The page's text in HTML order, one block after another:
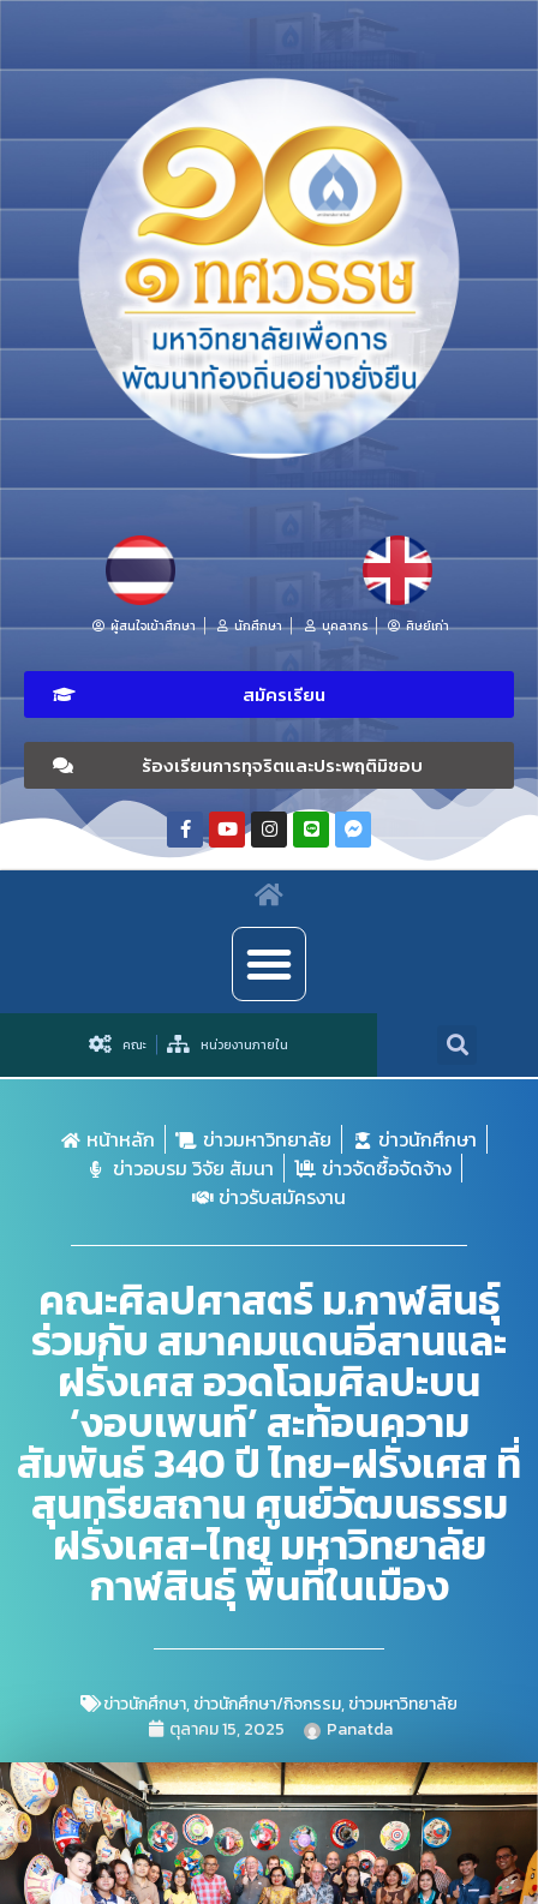
ผู้สนใจเข้าศึกษา นักศึกษา บุคลากร ศิษย์เก่า
สมัครเรียน
ร้องเรียนการทุจริตและประพฤติมิชอบ
คณะ หน่วยงานภายใน
หน้าหลัก ข่าวมหาวิทยาลัย
ข่าวนักศึกษา
ข่าวอบรม วิจัย สัมนา
ข่าวจัดซื้อจัดจ้าง
ข่าวรับสมัครงาน
คณะศิลปศาสตร์ ม.กาฬสินธุ์
ร่วมกับ สมาคมแดนอีสานและ
ฝรั่งเศส อวดโฉมศิลปะบน
‘งอบเพนท์’ สะท้อนความ
สัมพันธ์ 340 ปี ไทย-ฝรั่งเศส ที่
สุนทรียสถาน ศูนย์วัฒนธรรม
ฝรั่งเศส-ไทย มหาวิทยาลัย
กาฬสินธุ์ พื้นที่ในเมือง
ข่าวนักศึกษา,ข่าวนักศึกษา/กิจกรรม,ข่าวมหาวิทยาลัย
ตุลาคม 15, 2025
Panatda